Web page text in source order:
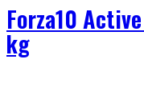
Forza10
kg